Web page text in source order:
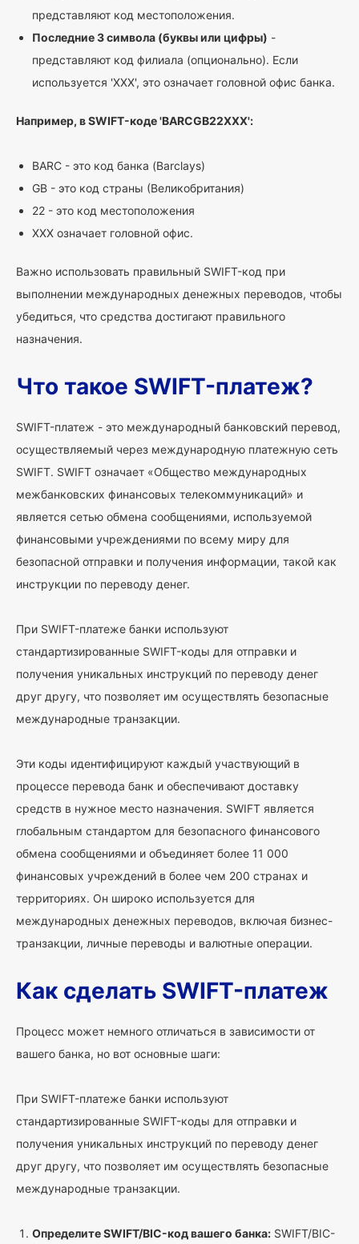
представляют код местоположения.
Последние 3 символа (буквы или цифры) -
представляют код филиала (опционально). Если
используется 'XXX', это означает головной офис банка.
Например, в SWIFT-коде 'BARCGB22XXX':
BARC - это код банка (Barclays)
GB - это код страны (Великобритания)
22 - это код местоположения
XXX означает головной офис.
Важно использовать правильный SWIFT-код при
выполнении международных денежных переводов, чтобы
убедиться, что средства достигают правильного
назначения.
Что такое SWIFT-платеж?
SWIFT-платеж - это международный банковский перевод,
осуществляемый через международную платежную сеть
SWIFT. SWIFT означает «Общество международных
межбанковских финансовых телекоммуникаций» и
является сетью обмена сообщениями, используемой
финансовыми учреждениями по всему миру для
безопасной отправки и получения информации, такой как
инструкции по переводу денег.
При SWIFT-платеже банки используют
стандартизированные SWIFT-коды для отправки и
получения уникальных инструкций по переводу денег
друг другу, что позволяет им осуществлять безопасные
международные транзакции.
Эти коды идентифицируют каждый участвующий в
процессе перевода банк и обеспечивают доставку
средств в нужное место назначения. SWIFT является
глобальным стандартом для безопасного финансового
обмена сообщениями и объединяет более 11 000
финансовых учреждений в более чем 200 странах и
территориях. Он широко используется для
международных денежных переводов, включая бизнес-
транзакции, личные переводы и валютные операции.
Как сделать SWIFT-платеж
Процесс может немного отличаться в зависимости от
вашего банка, но вот основные шаги:
При SWIFT-платеже банки используют
стандартизированные SWIFT-коды для отправки и
получения уникальных инструкций по переводу денег
друг другу, что позволяет им осуществлять безопасные
международные транзакции.
Определите SWIFT/BIC-код вашего банка: SWIFT/BIC-